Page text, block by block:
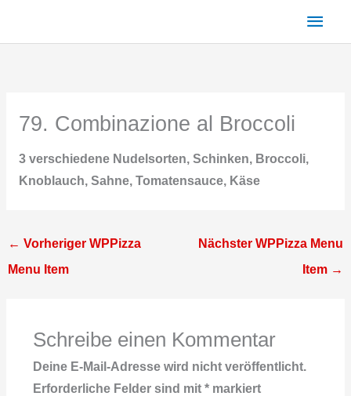
79. Combinazione al Broccoli
3 verschiedene Nudelsorten, Schinken, Broccoli,
Knoblauch, Sahne, Tomatensauce, Käse
← Vorheriger WPPizza
Menu Item
Nächster WPPizza Menu
Item →
Schreibe einen Kommentar
Deine E-Mail-Adresse wird nicht veröffentlicht.
Erforderliche Felder sind mit *markiert